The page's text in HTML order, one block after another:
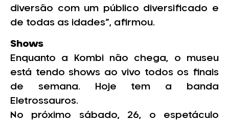
diversão com um público diversificado e
de todas as idades”, afirmou.
Shows
Enquanto a Kombi não chega, o museu
está tendo shows ao vivo todos os finais
de semana. Hoje tem a banda
Eletrossauros.
No próximo sábado, 26, o espetáculo